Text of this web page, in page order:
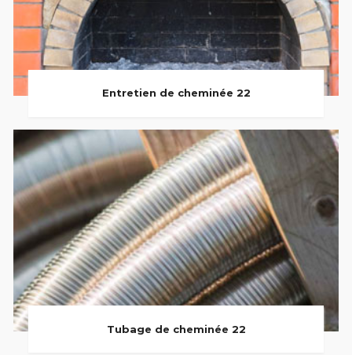
Entretien de cheminée 22
Tubage de cheminée 22